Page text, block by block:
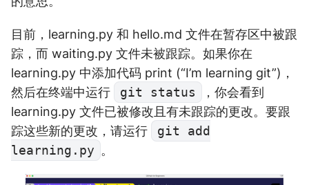
目前，learning.py 和 hello.md 文件在暂存区中被跟
踪，而 waiting.py 文件未被跟踪。如果你在
learning.py 中添加代码 print (“I’m learning git”)，
然后在终端中运行
git status
，你会看到
learning.py 文件已被修改且有未跟踪的更改。要跟
踪这些新的更改，请运行
git add
learning.py 。